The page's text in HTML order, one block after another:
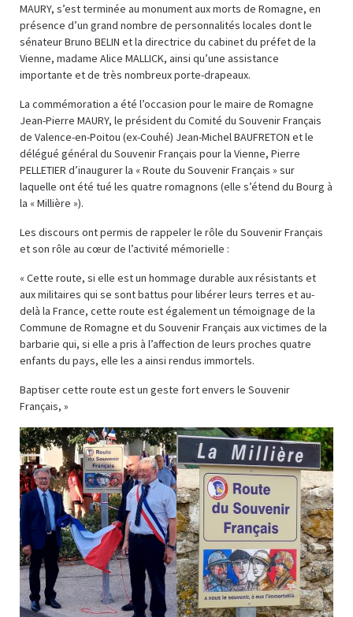
MAURY, s’est terminée au monument aux morts de Romagne, en
présence d’un grand nombre de personnalités locales dont le
sénateur Bruno BELIN et la directrice du cabinet du préfet de la
Vienne, madame Alice MALLICK, ainsi qu’une assistance
importante et de très nombreux porte-drapeaux.
La commémoration a été l’occasion pour le maire de Romagne
Jean-Pierre MAURY, le président du Comité du Souvenir Français
de Valence-en-Poitou (ex-Couhé) Jean-Michel BAUFRETON et le
délégué général du Souvenir Français pour la Vienne, Pierre
PELLETIER d’inaugurer la « Route du Souvenir Français » sur
laquelle ont été tué les quatre romagnons (elle s’étend du Bourg à
la « Millière »).
Les discours ont permis de rappeler le rôle du Souvenir Français
et son rôle au cœur de l’activité mémorielle :
« Cette route, si elle est un hommage durable aux résistants et
aux militaires qui se sont battus pour libérer leurs terres et au-
delà la France, cette route est également un témoignage de la
Commune de Romagne et du Souvenir Français aux victimes de la
barbarie qui, si elle a pris à l’affection de leurs proches quatre
enfants du pays, elle les a ainsi rendus immortels.
Baptiser cette route est un geste fort envers le Souvenir
Français, »